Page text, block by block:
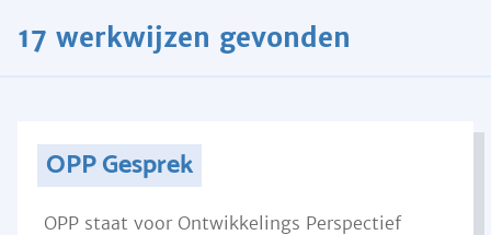
17 werkwijzen gevonden
OPP Gesprek
OPP staat voor Ontwikkelings Perspectief